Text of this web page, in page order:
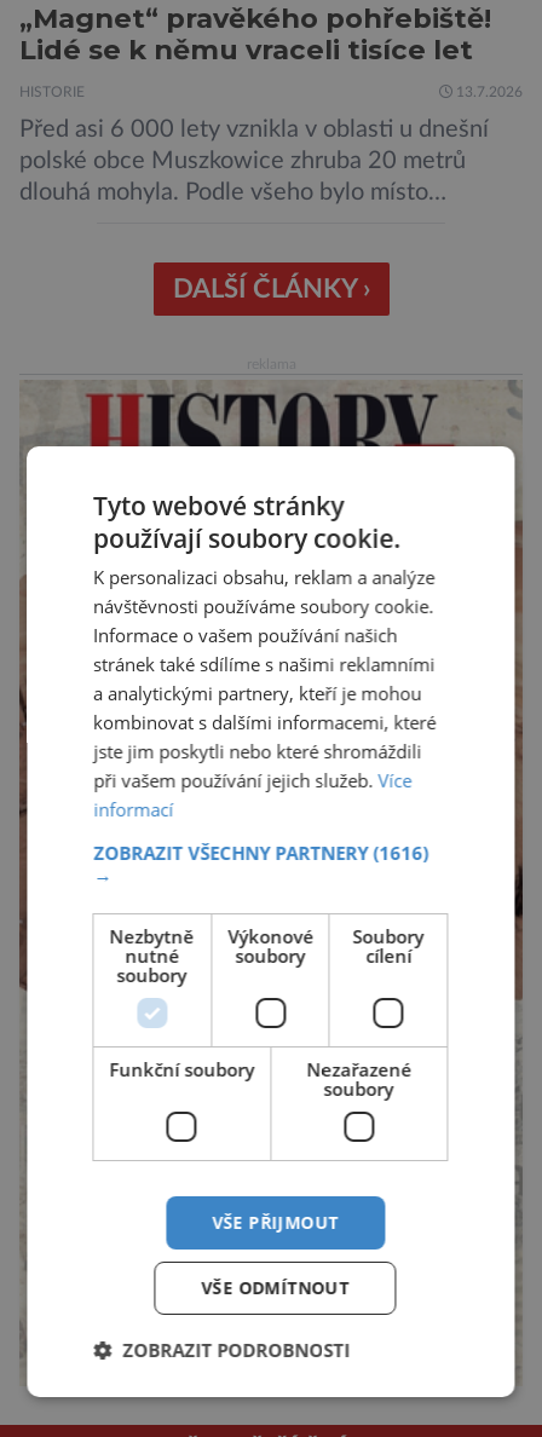
„Magnet“ pravěkého pohřebiště!
Lidé se k němu vraceli tisíce let
HISTORIE 13.7.2026
Před asi 6 000 lety vznikla v oblasti u dnešní
polské obce Muszkowice zhruba 20 metrů
dlouhá mohyla. Podle všeho bylo místo
mohyl, které se nacházejí v ose té starší. Na
archeologických pracích se podíleli experti ze
DALŠÍ ČLÁNKY ›
Tyto webové stránky
používají soubory cookie.
K personalizaci obsahu, reklam a analýze
návštěvnosti používáme soubory cookie.
Informace o vašem používání našich
stránek také sdílíme s našimi reklamními
a analytickými partnery, kteří je mohou
kombinovat s dalšími informacemi, které
jste jim poskytli nebo které shromáždili
při vašem používání jejich služeb.Více
informací
ZOBRAZIT VŠECHNY PARTNERY(1616)
→
Nezbytně
nutné
soubory
Výkonové
soubory
Soubory
cílení
Funkční soubory
Nezařazené
soubory
VŠE PŘIJMOUT
VŠE ODMÍTNOUT
ZOBRAZIT PODROBNOSTI